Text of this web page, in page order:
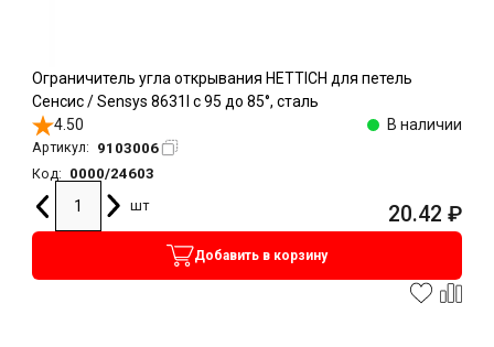
Ограничитель угла открывания HETTICH для петель
Сенсис / Sensys 8631I c 95 до 85°, сталь
4.50
В наличии
Артикул: 9103006
Код:
0000/24603
шт
20.42 ₽
Добавить в корзину